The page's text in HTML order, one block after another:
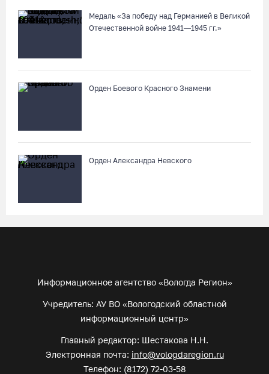
Медаль «За победу над Германией в Великой
Отечественной войне 1941—1945 гг.»
Орден Боевого Красного Знамени
Орден Александра Невского
Информационное агентство «Вологда Регион»
Учредитель: АУ ВО «Вологодский областной
информационный центр»
Главный редактор: Шестакова Н.Н.
Электронная почта: info@vologdaregion.ru
Телефон: (8172) 72-03-58